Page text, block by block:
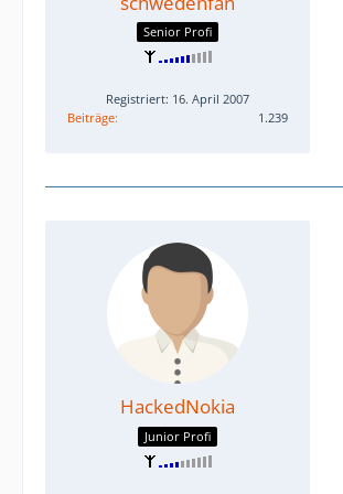
Senior Profi
Registriert: 16. April 2007
Beiträge
1.239
HackedNokia
Junior Profi